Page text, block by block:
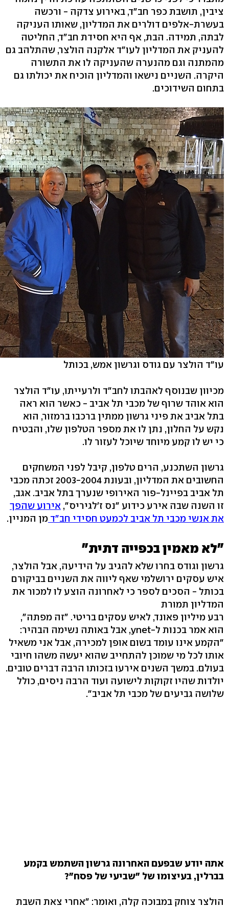
ציבין, תושבת כפר חב"ד, באירוע צדקה - ורכשה
בעשרת-אלפים דולרים את המדליון, שאותו העניקה
לבתה, תמידה. הבת, אף היא חסידת חב"ד, החליטה
להעניק את המדליון לעו"ד אלקנה הולצר, שהתלהב גם
מהמתנה וגם מהנערה שהעניקה לו את התשורה
היקרה. השניים נישאו והמדליון הוכיח את יכולתו גם
בתחום השידוכים.
עו"ד הולצר עם גודס וגרשון אמש, בכותל
מכיוון שבנוסף לאהבתו לחב"ד ולרעייתו, עו"ד הולצר
הוא אוהד שרוף של מכבי תל אביב - כאשר הוא ראה
בתל אביב את פיני גרשון ממתין ברכבו ברמזור, הוא
נקש על החלון, נתן לו את מספר הטלפון שלו, והבטיח
כי יש לו קמע מיוחד שיוכל לעזור לו.
גרשון השתכנע, הרים טלפון, קיבל לפני המשחקים
החשובים את המדליון, ובעונת 2003-2004 זכתה מכבי
תל אביב בפיינל-פור האירופי שנערך בתל אביב. אגב,
זו השנה שבה אירע כידוע "נס ז'לגיריס", אירוע שהפך
את אנשי מכבי תל אביב לכמעט חסידי חב"ד מן המניין.
"לא מאמין בכפייה דתית"
גרשון וגודס בחרו שלא להגיב על הידיעה, אבל הולצר,
איש עסקים ירושלמי שאף ליווה את השניים בביקורם
בכותל - הסכים לספר כי לאחרונה הוצע לו למכור את
המדליון תמורת
רבע מיליון פאונד, לאיש עסקים בריטי. "זה מפתה",
הוא אמר בכנות ל-ynet, אבל באותה נשימה הבהיר:
"הקמע אינו עומד בשום אופן למכירה, אבל אני משאיל
אותו לכל מי שמוכן להתחייב שהוא יעשה משהו חיובי
בעולם. במשך השנים אירעו בזכותו הרבה דברים טובים.
יולדות שהיו זקוקות לישועה ועוד הרבה ניסים, כולל
שלושה גביעים של מכבי תל אביב".
אתה יודע שבפעם האחרונה גרשון השתמש בקמע
בברלין, בעיצומו של "שביעי של פסח"?
הולצר צוחק במבוכה קלה, ואומר: "אחרי צאת השבת